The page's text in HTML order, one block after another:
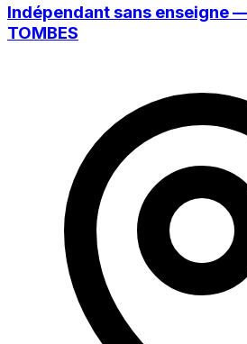
Indépendant sans enseigne —
TOMBES